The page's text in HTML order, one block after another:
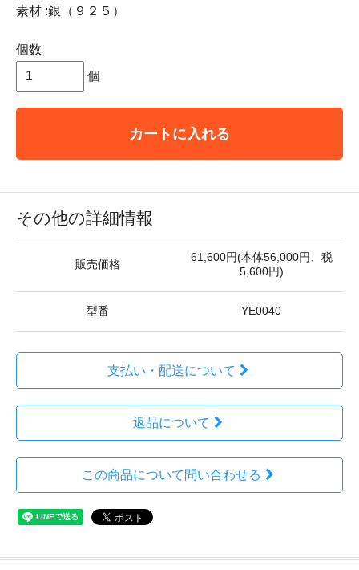
素材 :銀（９２５）
個数
個
カートに入れる
その他の詳細情報
販売価格
61,600円(本体56,000円、税
5,600円)
型番 YE0040
支払い・配送について
返品について
この商品について問い合わせる